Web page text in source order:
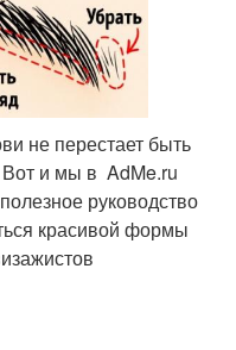
не перестает быть
Вот и мы в AdMe.ru
руководство
красивой формы